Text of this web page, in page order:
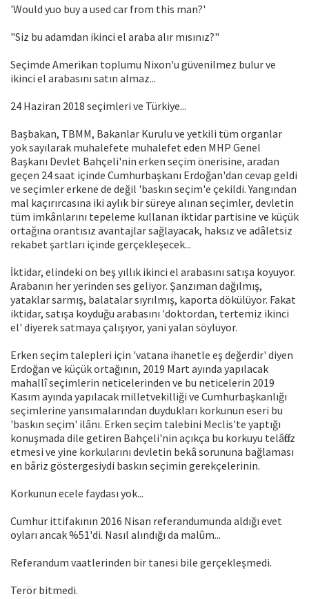
'Would yuo buy a used car from this man?'
"Siz bu adamdan ikinci el araba alır mısınız?"
Seçimde Amerikan toplumu Nixon'u güvenilmez bulur ve
ikinci el arabasını satın almaz...
24 Haziran 2018 seçimleri ve Türkiye...
Başbakan, TBMM, Bakanlar Kurulu ve yetkili tüm organlar
yok sayılarak muhalefete muhalefet eden MHP Genel
Başkanı Devlet Bahçeli'nin erken seçim önerisine, aradan
geçen 24 saat içinde Cumhurbaşkanı Erdoğan'dan cevap geldi
ve seçimler erkene de değil 'baskın seçim'e çekildi. Yangından
mal kaçırırcasına iki aylık bir süreye alınan seçimler, devletin
tüm imkânlarını tepeleme kullanan iktidar partisine ve küçük
ortağına orantısız avantajlar sağlayacak, haksız ve adâletsiz
rekabet şartları içinde gerçekleşecek...
İktidar, elindeki on beş yıllık ikinci el arabasını satışa koyuyor.
Arabanın her yerinden ses geliyor. Şanzıman dağılmış,
yataklar sarmış, balatalar sıyrılmış, kaporta dökülüyor. Fakat
iktidar, satışa koyduğu arabasını 'doktordan, tertemiz ikinci
el' diyerek satmaya çalışıyor, yani yalan söylüyor.
Erken seçim talepleri için 'vatana ihanetle eş değerdir' diyen
Erdoğan ve küçük ortağının, 2019 Mart ayında yapılacak
mahallî seçimlerin neticelerinden ve bu neticelerin 2019
Kasım ayında yapılacak milletvekilliği ve Cumhurbaşkanlığı
seçimlerine yansımalarından duydukları korkunun eseri bu
'baskın seçim' ilânı. Erken seçim talebini Meclis'te yaptığı
konuşmada dile getiren Bahçeli'nin açıkça bu korkuyu telâffuz
etmesi ve yine korkularını devletin bekâ sorununa bağlaması
en bâriz göstergesiydi baskın seçimin gerekçelerinin.
Korkunun ecele faydası yok...
Cumhur ittifakının 2016 Nisan referandumunda aldığı evet
oyları ancak %51'di. Nasıl alındığı da malûm...
Referandum vaatlerinden bir tanesi bile gerçekleşmedi.
Terör bitmedi.